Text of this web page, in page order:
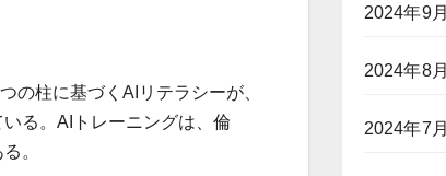
の柱に基づくAIリテラシーが、
る。AIトレーニングは、倫
。
2024年9月
2024年8月
2024年7月